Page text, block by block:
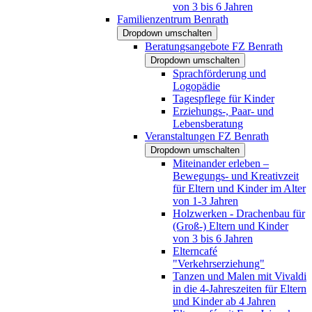
von 3 bis 6 Jahren
Familienzentrum Benrath
Dropdown umschalten
Beratungsangebote FZ Benrath
Dropdown umschalten
Sprachförderung und
Logopädie
Tagespflege für Kinder
Erziehungs-, Paar- und
Lebensberatung
Veranstaltungen FZ Benrath
Dropdown umschalten
Miteinander erleben –
Bewegungs- und Kreativzeit
für Eltern und Kinder im Alter
von 1-3 Jahren
Holzwerken - Drachenbau für
(Groß-) Eltern und Kinder
von 3 bis 6 Jahren
Elterncafé
"Verkehrserziehung"
Tanzen und Malen mit Vivaldi
in die 4-Jahreszeiten für Eltern
und Kinder ab 4 Jahren